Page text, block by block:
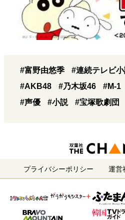
#富野由悠季 #連続テレビ
#AKB48
#乃木坂46 #M-1
#声優
#小説 #宝塚歌劇団
プライバシーポリシー 運営